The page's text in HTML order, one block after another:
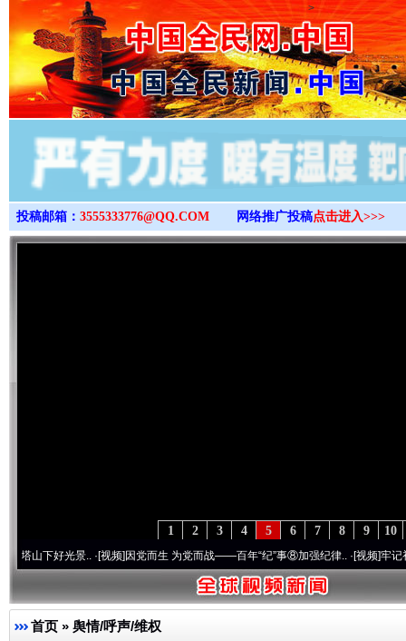
>
投稿邮箱： 3555333776@QQ.COM 网络推广投稿点击进入>>>
10
9
8
7
6
5
4
3
2
1
光景..·[视频]因党而生 为党而战——百年“纪”事⑧加强纪律..·[视频]牢记初心使命 奋
首页 » 舆情/呼声/维权